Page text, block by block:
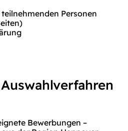
Personen
Bewerbungen –